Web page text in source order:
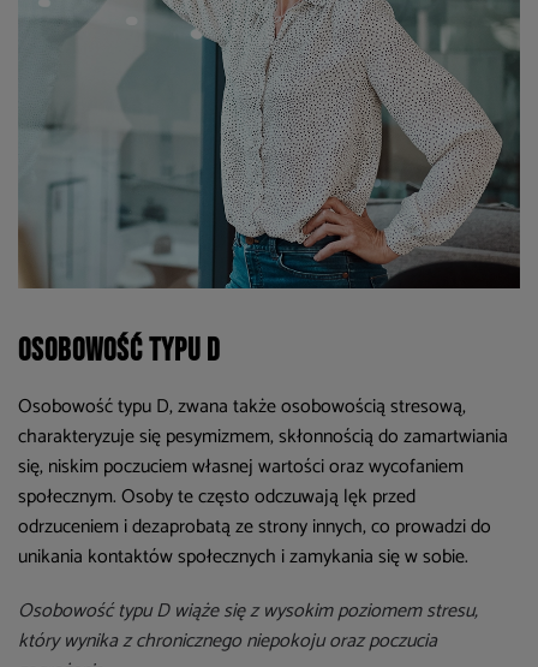
Osobowość typu D
Osobowość typu D, zwana także osobowością stresową,
charakteryzuje się pesymizmem, skłonnością do zamartwiania
się, niskim poczuciem własnej wartości oraz wycofaniem
społecznym. Osoby te często odczuwają lęk przed
odrzuceniem i dezaprobatą ze strony innych, co prowadzi do
unikania kontaktów społecznych i zamykania się w sobie.
Osobowość typu D wiąże się z wysokim poziomem stresu,
który wynika z chronicznego niepokoju oraz poczucia